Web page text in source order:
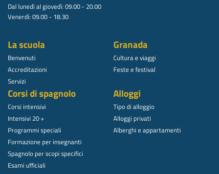
Dal lunedì al giovedì: 09.00 - 20.00
Venerdì: 09.00 - 18.30
La scuola
Benvenuti
Accreditazioni
Servizi
Granada
Cultura e viaggi
Feste e festival
Corsi di spagnolo
Corsi intensivi
Intensivi 20 +
Programmi speciali
Formazione per insegnanti
Spagnolo per scopi specifici
Esami ufficiali
Alloggi
Tipo di alloggio
Alloggi privati
Alberghi e appartamenti